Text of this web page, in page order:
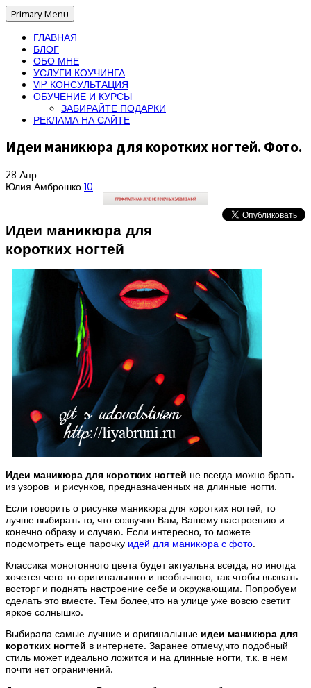
Primary Menu
ГЛАВНАЯ
БЛОГ
ОБО МНЕ
УСЛУГИ КОУЧИНГА
VIP КОНСУЛЬТАЦИЯ
ОБУЧЕНИЕ И КУРСЫ
ЗАБИРАЙТЕ ПОДАРКИ
РЕКЛАМА НА САЙТЕ
Идеи маникюра для коротких ногтей. Фото.
28 Апр
Юлия Амброшко 10
Идеи маникюра для
коротких ногтей
Идеи маникюра для коротких ногтей не всегда можно брать
из узоров и рисунков, предназначенных на длинные ногти.
Если говорить о рисунке маникюра для коротких ногтей, то
лучше выбирать то, что созвучно Вам, Вашему настроению и
конечно образу и случаю. Если интересно, то можете
подсмотреть еще парочку идей для маникюра с фото.
Классика монотонного цвета будет актуальна всегда, но иногда
хочется чего то оригинального и необычного, так чтобы вызвать
восторг и поднять настроение себе и окружающим. Попробуем
сделать это вместе. Тем более,что на улице уже вовсю светит
яркое солнышко.
Выбирала самые лучшие и оригинальные идеи маникюра для
коротких ногтей в интернете. Заранее отмечу,что подобный
стиль может идеально ложится и на длинные ногти, т.к. в нем
почти нет ограничений.